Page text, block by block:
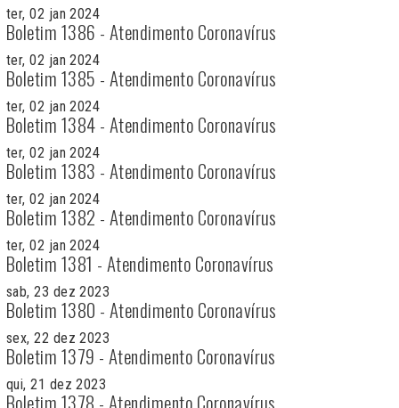
ter, 02 jan 2024
Boletim 1386 - Atendimento Coronavírus
ter, 02 jan 2024
Boletim 1385 - Atendimento Coronavírus
ter, 02 jan 2024
Boletim 1384 - Atendimento Coronavírus
ter, 02 jan 2024
Boletim 1383 - Atendimento Coronavírus
ter, 02 jan 2024
Boletim 1382 - Atendimento Coronavírus
ter, 02 jan 2024
Boletim 1381 - Atendimento Coronavírus
sab, 23 dez 2023
Boletim 1380 - Atendimento Coronavírus
sex, 22 dez 2023
Boletim 1379 - Atendimento Coronavírus
qui, 21 dez 2023
Boletim 1378 - Atendimento Coronavírus